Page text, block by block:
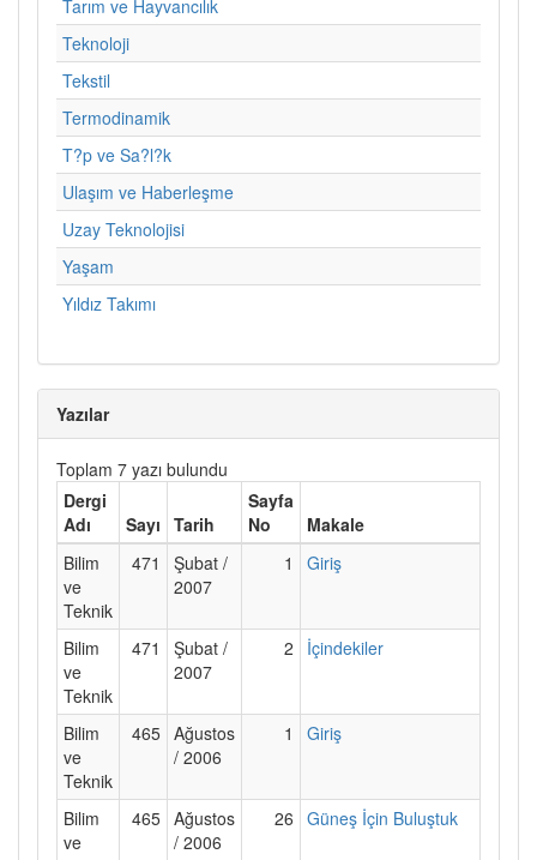
Tarım ve Hayvancılık
Teknoloji
Tekstil
Termodinamik
T?p ve Sa?l?k
Ulaşım ve Haberleşme
Uzay Teknolojisi
Yaşam
Yıldız Takımı
Yazılar
Toplam 7 yazı bulundu
Dergi
Adı
Sayı Tarih
Sayfa
No
Makale
Bilim
ve
Teknik
471
Şubat /
2007
1 Giriş
Bilim
ve
Teknik
471
Şubat /
2007
2 İçindekiler
Bilim
ve
Teknik
465 Ağustos
/ 2006
1 Giriş
Bilim
ve
465 Ağustos
/ 2006
26 Güneş İçin Buluştuk